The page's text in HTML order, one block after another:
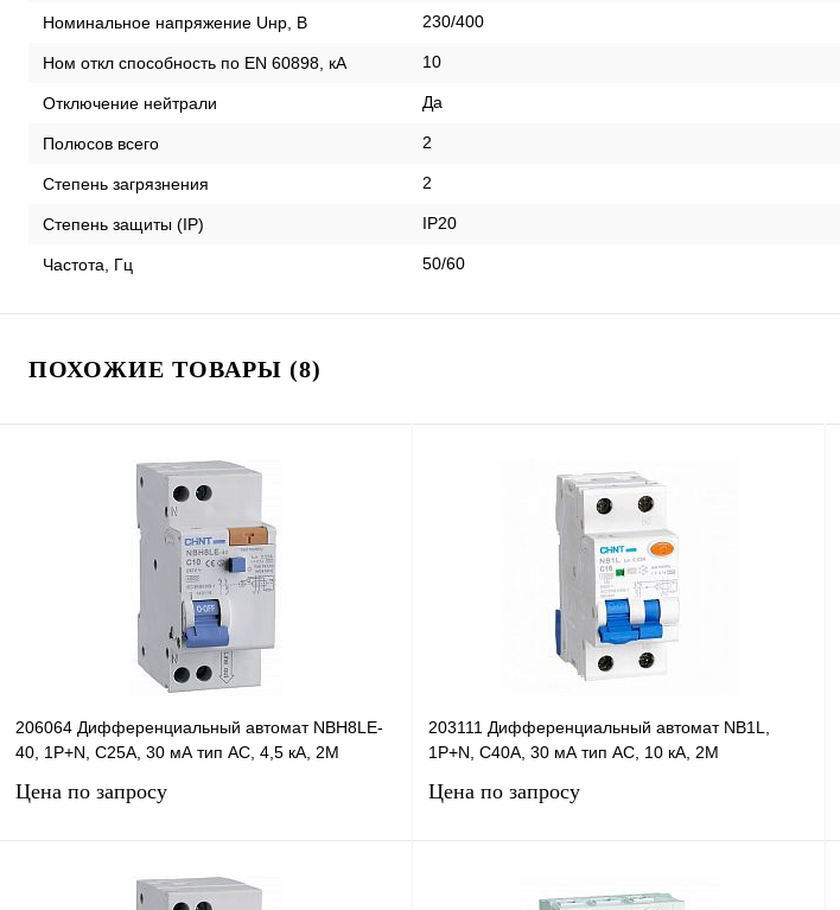
Номинальное напряжение Uнр, В 230/400
Ном откл способность по EN 60898, кА 10
Отключение нейтрали Да
Полюсов всего 2
Степень загрязнения 2
Степень защиты (IP) IP20
Частота, Гц 50/60
ПОХОЖИЕ ТОВАРЫ (8)
206064 Дифференциальный автомат NBH8LE-
40, 1P+N, C25А, 30 мА тип AC, 4,5 кА, 2М
Цена по запросу
Запросить цену
203111 Дифференциальный автомат NB1L,
1P+N, C40А, 30 мА тип AC, 10 кА, 2М
Цена по запросу
Запросить цену